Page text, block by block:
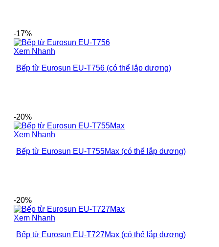
-17%
Xem Nhanh
Bếp từ Eurosun EU-T756 (có thể lắp dương)
-20%
Xem Nhanh
Bếp từ Eurosun EU-T755Max (có thể lắp dương)
-20%
Xem Nhanh
Bếp từ Eurosun EU-T727Max (có thể lắp dương)